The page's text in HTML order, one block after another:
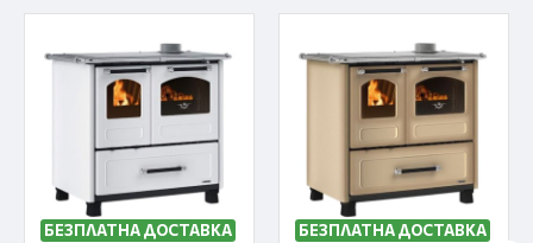
БЕЗПЛАТНА ДОСТАВКА БЕЗПЛАТНА ДОСТАВКА